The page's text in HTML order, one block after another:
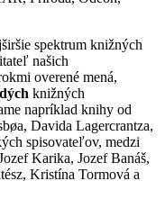
spektrum knižných
našich
overené mená,
knižných
napríklad knihy od
Davida Lagercrantza,
spisovateľov, medzi
Karika, Jozef Banáš,
Kristína Tormová a